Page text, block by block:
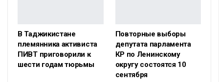
В Таджикистане
племянника активиста
ПИВТ приговорили к
шести годам тюрьмы
Повторные выборы
депутата парламента
КР по Ленинскому
округу состоятся 10
сентября